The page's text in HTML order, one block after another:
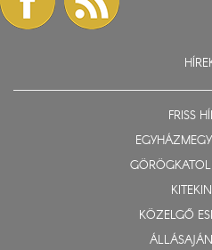
FRISS
KÖZELGŐ